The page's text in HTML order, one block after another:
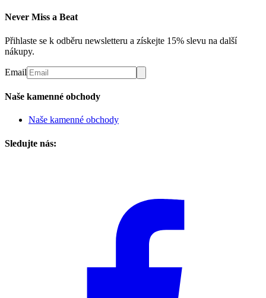
Never Miss a Beat
Přihlaste se k odběru newsletteru a získejte 15% slevu na další
nákupy.
Email
Naše kamenné obchody
Naše kamenné obchody
Sledujte nás: